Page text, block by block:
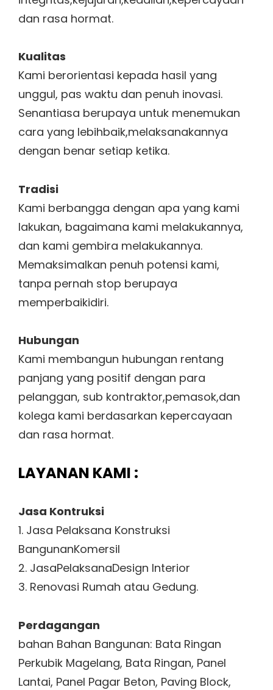
dan rasa hormat.
Kualitas
Kami berorientasi kepada hasil yang
unggul, pas waktu dan penuh inovasi.
Senantiasa berupaya untuk menemukan
cara yang lebihbaik,melaksanakannya
dengan benar setiap ketika.
Tradisi
Kami berbangga dengan apa yang kami
lakukan, bagaimana kami melakukannya,
dan kami gembira melakukannya.
Memaksimalkan penuh potensi kami,
tanpa pernah stop berupaya
memperbaikidiri.
Hubungan
Kami membangun hubungan rentang
panjang yang positif dengan para
pelanggan, sub kontraktor,pemasok,dan
kolega kami berdasarkan kepercayaan
dan rasa hormat.
LAYANAN KAMI :
Jasa Kontruksi
1. Jasa Pelaksana Konstruksi
BangunanKomersil
2. JasaPelaksanaDesign Interior
3. Renovasi Rumah atau Gedung.
Perdagangan
bahan Bahan Bangunan: Bata Ringan
Perkubik Magelang, Bata Ringan, Panel
Lantai, Panel Pagar Beton, Paving Block,